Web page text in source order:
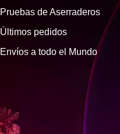
Pruebas de Aserraderos
Últimos pedidos
Envíos a todo el Mundo